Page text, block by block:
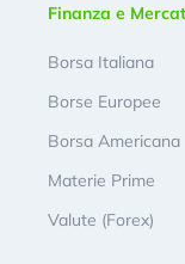
Finanza e
Borsa Italiana
Borse Europee
Borsa Americana
Materie Prime
Valute (Forex)